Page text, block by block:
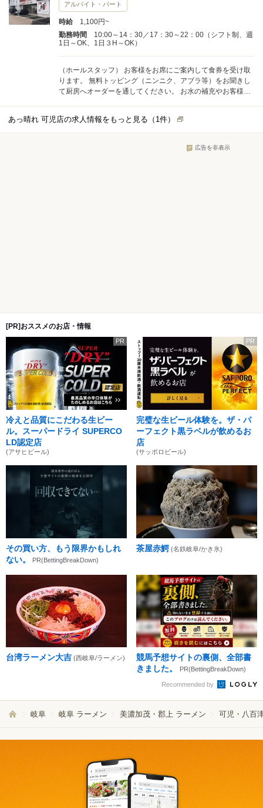
アルバイト・パート
時給
1,100円~
勤務時間
10:00～14：30／17：30～22：00（シフト制、週
1日～OK、1日３H～OK）
（ホールスタッフ） お客様をお席にご案内して食券を受け取
ります。 無料トッピング（ニンニク、アブラ等）をお聞きし
て厨房へオーダーを通してください。 お水の補充やお客様が
場がメインになります。 カウンターだけの小さな店舗なので
キッチンとホールが兼務になることが多いです。
あっ晴れ 可児店の求人情報をもっと見る（ 1件）
広告を非表示
[PR]おススメのお店・情報
PR
冷えと品質にこだわる生ビー
ル。スーパードライ SUPERCO
LD認定店
(アサヒビール)
PR
完璧な生ビール体験を。ザ・パ
ーフェクト黒ラベルが飲めるお
店
(サッポロビール)
その買い方、もう限界かもしれ
ない。
PR(BettingBreakDown)
茶屋赤鰐 (名鉄岐阜/かき氷)
台湾ラーメン大吉 (西岐阜/ラーメン)
競馬予想サイトの裏側、全部書
きました。
PR(BettingBreakDown)
Recommended by
岐阜 岐阜 ラーメン 美濃加茂・郡上 ラーメン 可児・八百